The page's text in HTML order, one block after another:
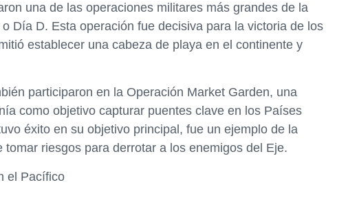
una de las operaciones militares más grandes de la
Día D. Esta operación fue decisiva para la victoria de los
establecer una cabeza de playa en el continente y
participaron en la Operación Market Garden, una
como objetivo capturar puentes clave en los Países
éxito en su objetivo principal, fue un ejemplo de la
riesgos para derrotar a los enemigos del Eje.
el Pacífico